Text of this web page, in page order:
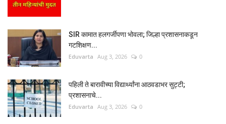
SIR कामात हलगर्जीपणा भोवला; जिल्हा प्रशासनाकडून
गटशिक्षण...
Eduvarta Aug 3, 2026 0
पहिली ते बारावीच्या विद्यार्थ्यांना आठवडाभर सुट्टी;
प्रशासनाचे...
Eduvarta Aug 3, 2026 0